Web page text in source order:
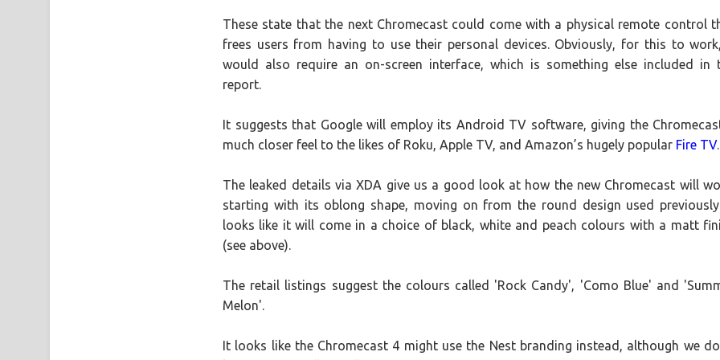
These state that the next Chromecast could come with a physical remote control
frees users from having to use their personal devices. Obviously, for this to
would also require an on-screen interface, which is something else included in
report.
It suggests that Google will employ its Android TV software, giving the
much closer feel to the likes of Roku, Apple TV, and Amazon’s hugely popular Fire TV.
The leaked details via XDA give us a good look at how the new Chromecast will
starting with its oblong shape, moving on from the round design used
looks like it will come in a choice of black, white and peach colours with a matt
(see above).
The retail listings suggest the colours called 'Rock Candy', 'Como Blue' and
Melon'.
It looks like the Chromecast 4 might use the Nest branding instead, although we